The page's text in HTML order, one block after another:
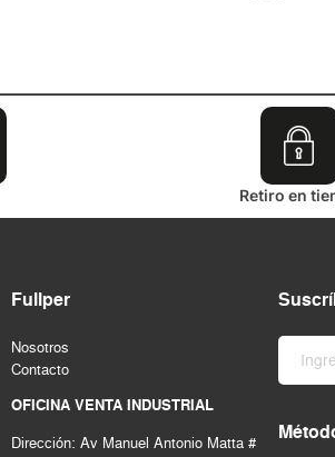
Retiro en
Fullper
Nosotros
Contacto
OFICINA VENTA INDUSTRIAL
Dirección: Av Manuel Antonio Matta #